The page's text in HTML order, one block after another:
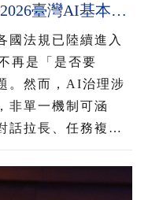
臺灣AI基本法
能力
國法規已陸續進入
再是「是否要
。然而，AI治理涉
非單一機制可涵
話拉長、任務複雜